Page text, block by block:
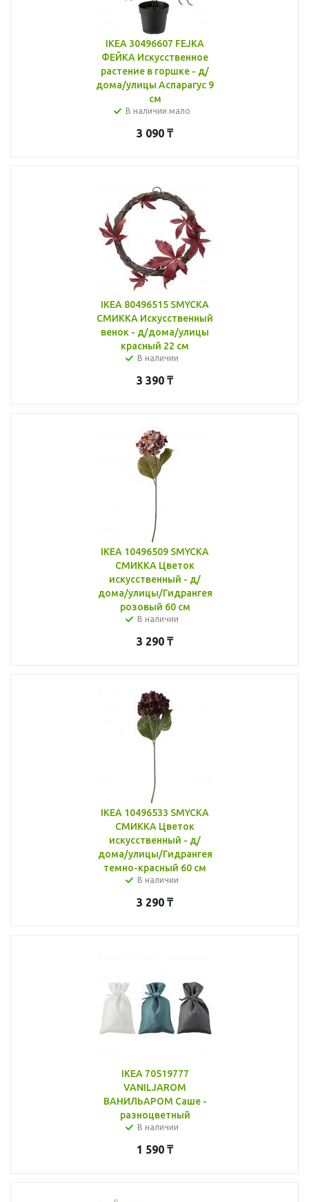
IKEA 30496607 FEJKA
ФЕЙКА Искусственное
растение в горшке - д/
дома/улицы Аспарагус 9
см
В наличии мало
3 090 ₸
IKEA 80496515 SMYCKA
СМИККА Искусственный
венок - д/дома/улицы
красный 22 см
В наличии
3 390 ₸
IKEA 10496509 SMYCKA
СМИККА Цветок
искусственный - д/
дома/улицы/Гидрангея
розовый 60 см
В наличии
3 290 ₸
IKEA 10496533 SMYCKA
СМИККА Цветок
искусственный - д/
дома/улицы/Гидрангея
темно-красный 60 см
В наличии
3 290 ₸
IKEA 70519777
VANILJAROM
ВАНИЛЬАРОМ Саше -
разноцветный
В наличии
1 590 ₸